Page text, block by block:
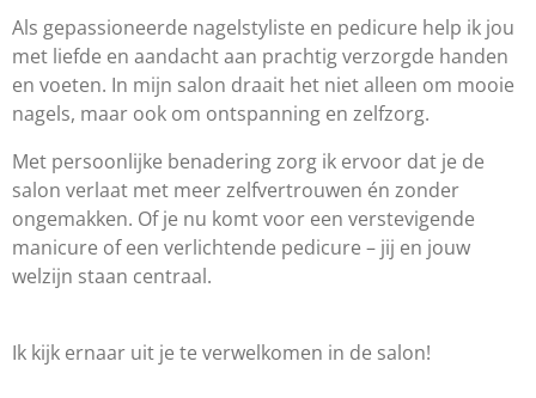
Als gepassioneerde nagelstyliste en pedicure help ik jou
met liefde en aandacht aan prachtig verzorgde handen
en voeten. In mijn salon draait het niet alleen om mooie
nagels, maar ook om ontspanning en zelfzorg.
Met persoonlijke benadering zorg ik ervoor dat je de
salon verlaat met meer zelfvertrouwen én zonder
ongemakken. Of je nu komt voor een verstevigende
manicure of een verlichtende pedicure – jij en jouw
welzijn staan centraal.
Ik kijk ernaar uit je te verwelkomen in de salon!